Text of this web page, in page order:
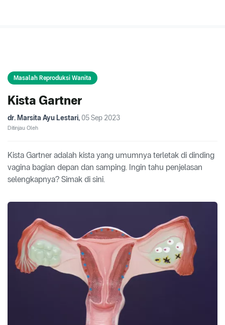
Masalah Reproduksi Wanita
Kista Gartner
dr. Marsita Ayu Lestari, 05 Sep 2023
Ditinjau Oleh
Kista Gartner adalah kista yang umumnya terletak di dinding
vagina bagian depan dan samping. Ingin tahu penjelasan
selengkapnya? Simak di sini.